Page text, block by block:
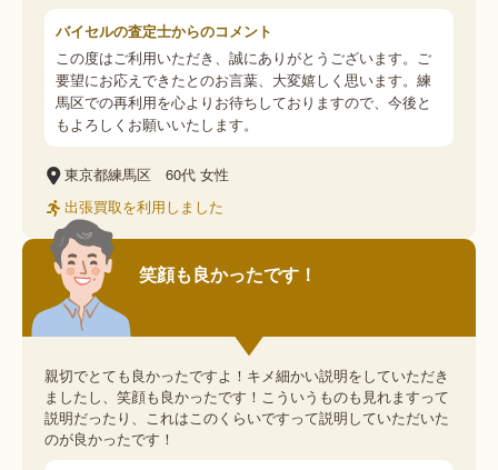
バイセルの査定士からのコメント
この度はご利用いただき、誠にありがとうございます。ご
要望にお応えできたとのお言葉、大変嬉しく思います。練
馬区での再利用を心よりお待ちしておりますので、今後と
もよろしくお願いいたします。
東京都練馬区 60代 女性
出張買取を利用しました
笑顔も良かったです！
親切でとても良かったですよ！キメ細かい説明をしていただき
ましたし、笑顔も良かったです！こういうものも見れますって
説明だったり、これはこのくらいですって説明していただいた
のが良かったです！